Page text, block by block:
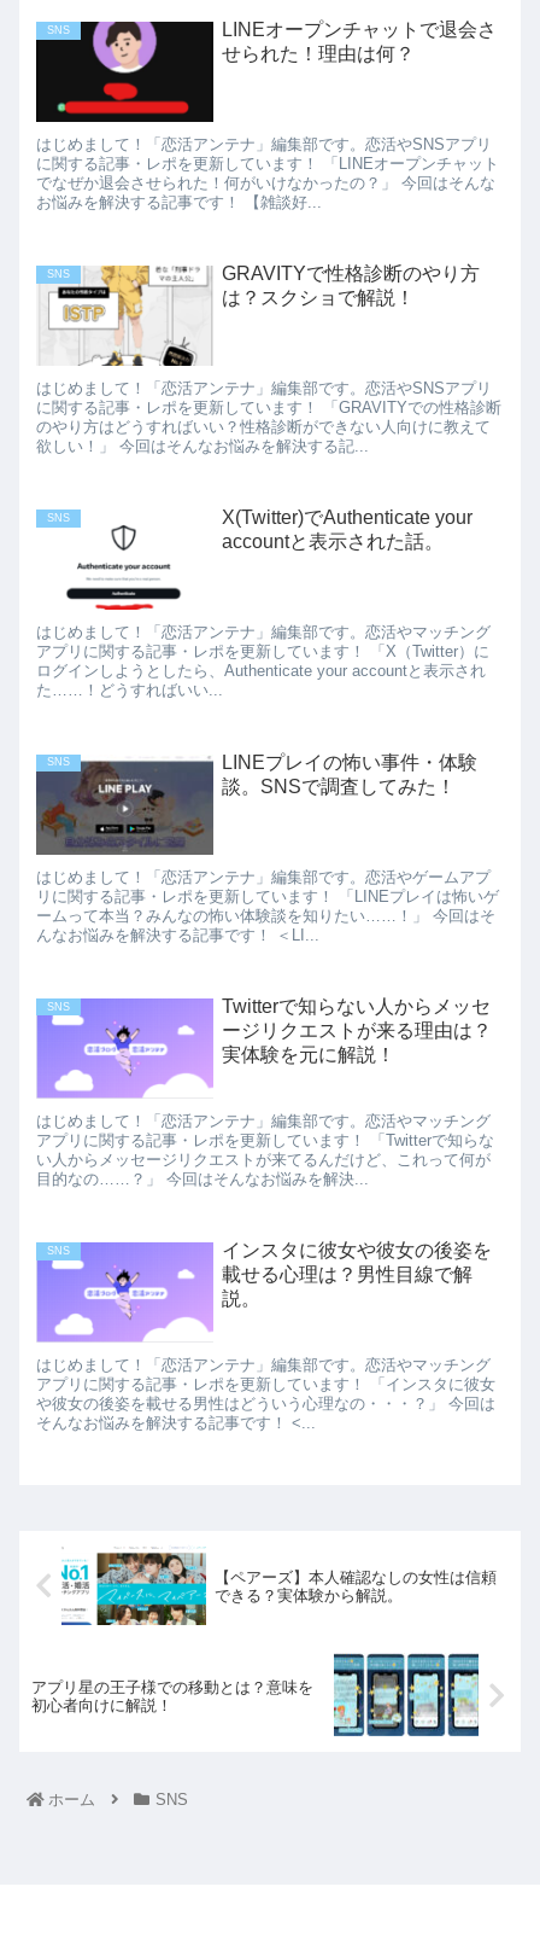
SNS
LINEオープンチャットで退会さ
せられた！理由は何？
はじめまして！「恋活アンテナ」編集部です。恋活やSNSアプリ
に関する記事・レポを更新しています！ 「LINEオープンチャット
でなぜか退会させられた！何がいけなかったの？」 今回はそんな
お悩みを解決する記事です！ 【雑談好...
SNS
GRAVITYで性格診断のやり方
は？スクショで解説！
はじめまして！「恋活アンテナ」編集部です。恋活やSNSアプリ
に関する記事・レポを更新しています！ 「GRAVITYでの性格診断
のやり方はどうすればいい？性格診断ができない人向けに教えて
欲しい！」 今回はそんなお悩みを解決する記...
SNS
X(Twitter)でAuthenticate your
accountと表示された話。
はじめまして！「恋活アンテナ」編集部です。恋活やマッチング
アプリに関する記事・レポを更新しています！ 「X（Twitter）に
ログインしようとしたら、Authenticate your accountと表示され
た……！どうすればいい...
SNS
LINEプレイの怖い事件・体験
談。SNSで調査してみた！
はじめまして！「恋活アンテナ」編集部です。恋活やゲームアプ
リに関する記事・レポを更新しています！ 「LINEプレイは怖いゲ
ームって本当？みんなの怖い体験談を知りたい……！」 今回はそ
んなお悩みを解決する記事です！ ＜LI...
SNS
Twitterで知らない人からメッセ
ージリクエストが来る理由は？
実体験を元に解説！
はじめまして！「恋活アンテナ」編集部です。恋活やマッチング
アプリに関する記事・レポを更新しています！ 「Twitterで知らな
い人からメッセージリクエストが来てるんだけど、これって何が
目的なの……？」 今回はそんなお悩みを解決...
SNS
インスタに彼女や彼女の後姿を
載せる心理は？男性目線で解
説。
はじめまして！「恋活アンテナ」編集部です。恋活やマッチング
アプリに関する記事・レポを更新しています！ 「インスタに彼女
や彼女の後姿を載せる男性はどういう心理なの・・・？」 今回は
そんなお悩みを解決する記事です！ <...
【ペアーズ】本人確認なしの女性は信頼
できる？実体験から解説。
アプリ星の王子様での移動とは？意味を
初心者向けに解説！
ホーム SNS